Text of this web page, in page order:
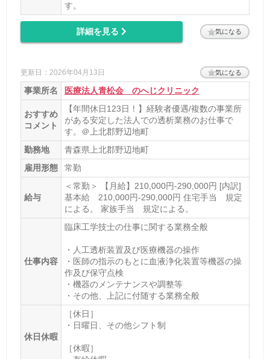
す。
詳細を見る 気になる
更新日：2026年04月13日 気になる
事業所名 医療法人青松会 のへじクリニック
おすすめ
コメント
【年間休日123日！】経験者優遇/複数の事業所
がある安定した法人での透析業務のお仕事で
す。＠上北郡野辺地町
勤務地
青森県上北郡野辺地町
雇用形態
常勤
給与
＜常勤＞ 【月給】210,000円-290,000円 [内訳]
基本給 210,000円-290,000円 住宅手当 規定
による。 家族手当 規定による。
仕事内容
臨床工学技士の仕事に関する業務全般
・人工透析装置及び医療機器の操作
・医師の指示のもとに血液浄化装置等機器の操
作及び保守点検
・機器のメンテナンスや調整等
・その他、上記に付随する業務全般
休日休暇
［休日］
・日曜日、その他シフト制
［休暇］